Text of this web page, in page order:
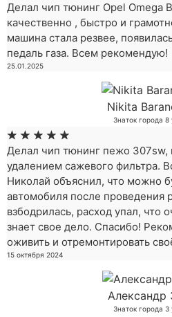
Nikita
Знаток города 8
Делал чип тюнинг Opel Omega
качественно , быстро и
машина стала резвее,
педаль газа. Всем рекомендую!
25.01.2025
Александр
Знаток города 3
☆ ☆ ☆ ☆ ☆
Делал чип тюнинг пежо 307sw,
удалением сажевого фильтра.
Николай объяснил, что можно
автомобиля после проведения
взбодрилась, расход упал, что
знает свое дело. Спасибо!
оживить и отремонтировать
15 октября 2024